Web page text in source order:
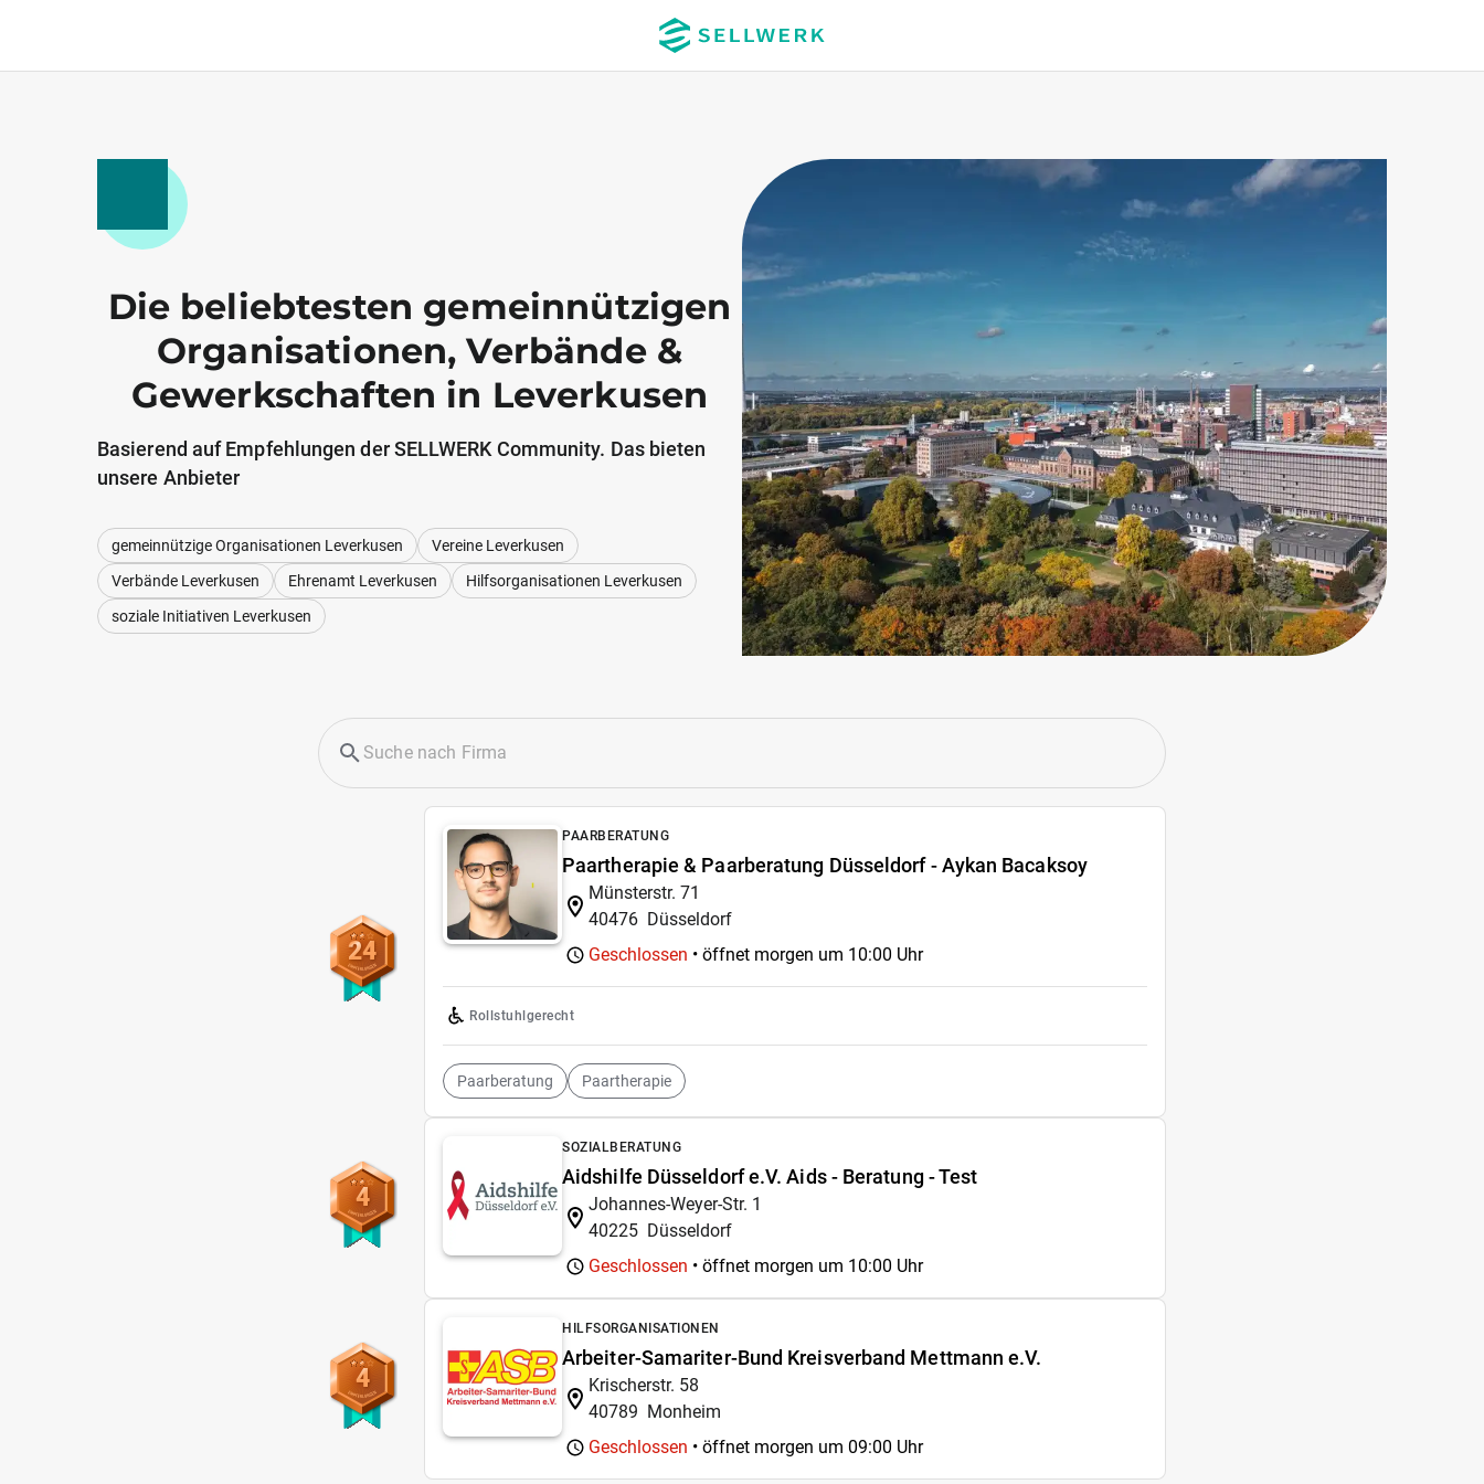
Die beliebtesten gemeinnützigen
Organisationen, Verbände &
Gewerkschaften in Leverkusen
Basierend auf Empfehlungen der SELLWERK Community. Das bieten
unsere Anbieter
gemeinnützige Organisationen Leverkusen
Vereine Leverkusen
Verbände Leverkusen
Ehrenamt Leverkusen
Hilfsorganisationen Leverkusen
soziale Initiativen Leverkusen
24
PAARBERATUNG
Paartherapie & Paarberatung Düsseldorf - Aykan Bacaksoy
Münsterstr. 71
40476 Düsseldorf
Geschlossen • öffnet morgen um 10:00 Uhr
Rollstuhlgerecht
Paarberatung Paartherapie
4
SOZIALBERATUNG
Aidshilfe Düsseldorf e.V. Aids - Beratung - Test
Johannes-Weyer-Str. 1
40225 Düsseldorf
Geschlossen • öffnet morgen um 10:00 Uhr
4
HILFSORGANISATIONEN
Arbeiter-Samariter-Bund Kreisverband Mettmann e.V.
Krischerstr. 58
40789 Monheim
Geschlossen • öffnet morgen um 09:00 Uhr